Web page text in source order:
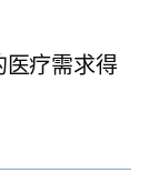
医疗需求得